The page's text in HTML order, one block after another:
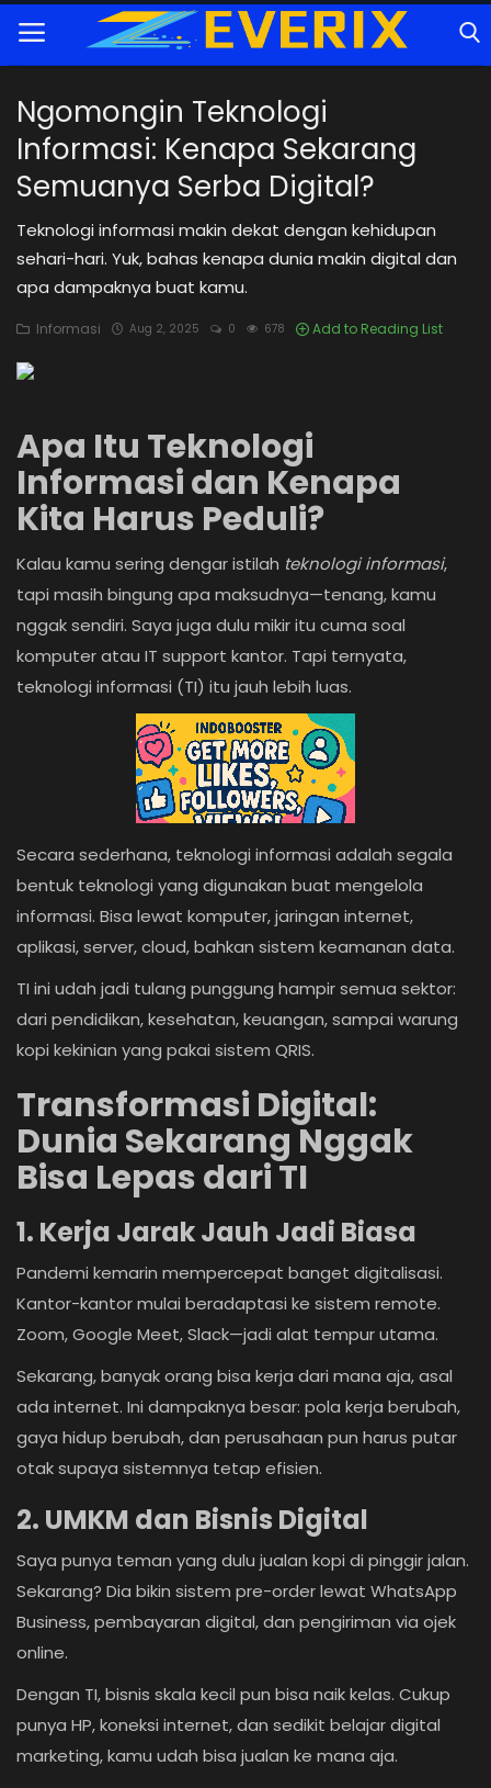
Home
Trik
Rekomendasi
Teknologi
Game
Login
Register
Ngomongin Teknologi
Informasi: Kenapa Sekarang
Semuanya Serba Digital?
Teknologi informasi makin dekat dengan kehidupan
sehari-hari. Yuk, bahas kenapa dunia makin digital dan
apa dampaknya buat kamu.
Informasi Aug 2, 2025 0 678 Add to Reading List
Apa Itu Teknologi
Informasi dan Kenapa
Kita Harus Peduli?
Kalau kamu sering dengar istilah teknologi informasi,
tapi masih bingung apa maksudnya—tenang, kamu
nggak sendiri. Saya juga dulu mikir itu cuma soal
komputer atau IT support kantor. Tapi ternyata,
teknologi informasi (TI) itu jauh lebih luas.
Secara sederhana, teknologi informasi adalah segala
bentuk teknologi yang digunakan buat mengelola
informasi. Bisa lewat komputer, jaringan internet,
aplikasi, server, cloud, bahkan sistem keamanan data.
TI ini udah jadi tulang punggung hampir semua sektor:
dari pendidikan, kesehatan, keuangan, sampai warung
kopi kekinian yang pakai sistem QRIS.
Transformasi Digital:
Dunia Sekarang Nggak
Bisa Lepas dari TI
1. Kerja Jarak Jauh Jadi Biasa
Pandemi kemarin mempercepat banget digitalisasi.
Kantor-kantor mulai beradaptasi ke sistem remote.
Zoom, Google Meet, Slack—jadi alat tempur utama.
Sekarang, banyak orang bisa kerja dari mana aja, asal
ada internet. Ini dampaknya besar: pola kerja berubah,
gaya hidup berubah, dan perusahaan pun harus putar
otak supaya sistemnya tetap efisien.
2. UMKM dan Bisnis Digital
Saya punya teman yang dulu jualan kopi di pinggir jalan.
Sekarang? Dia bikin sistem pre-order lewat WhatsApp
Business, pembayaran digital, dan pengiriman via ojek
online.
Dengan TI, bisnis skala kecil pun bisa naik kelas. Cukup
punya HP, koneksi internet, dan sedikit belajar digital
marketing, kamu udah bisa jualan ke mana aja.